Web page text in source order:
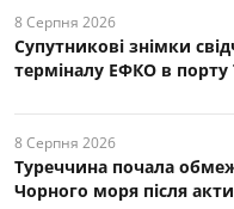
8 Серпня 2026
Супутникові знімки
терміналу ЕФКО в порту
8 Серпня 2026
Туреччина почала
Чорного моря після